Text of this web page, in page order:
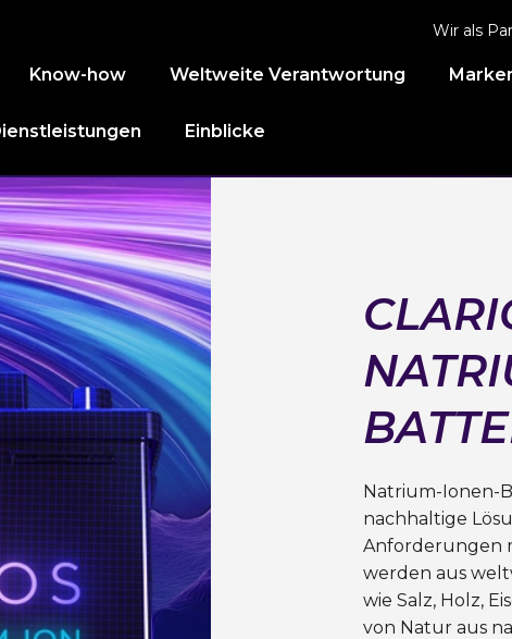
Wir als
Know-how Weltweite Verantwortung
Einblicke
Natrium-Ionen-
nachhaltige
Anforderungen
werden aus
wie Salz, Holz,
von Natur aus